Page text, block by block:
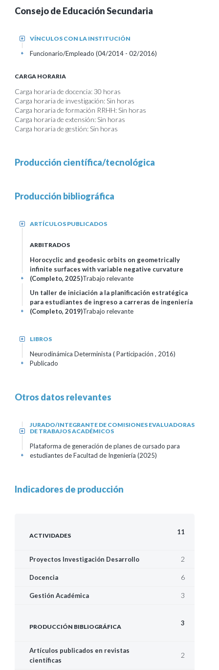
Consejo de Educación Secundaria
VÍNCULOS CON LA INSTITUCIÓN
+
Funcionario/Empleado (04/2014 - 02/2016)
+
CARGA HORARIA
Carga horaria de docencia: 30 horas
Carga horaria de investigación: Sin horas
Carga horaria de formación RRHH: Sin horas
Carga horaria de extensión: Sin horas
Carga horaria de gestión: Sin horas
Producción científica/tecnológica
Producción bibliográfica
ARTÍCULOS PUBLICADOS
+
ARBITRADOS
Horocyclic and geodesic orbits on geometrically
infinite surfaces with variable negative curvature
(Completo, 2025)Trabajo relevante
+
Un taller de iniciación a la planificación estratégica
para estudiantes de ingreso a carreras de ingeniería
(Completo, 2019)Trabajo relevante
+
LIBROS
+
Neurodinámica Determinista ( Participación , 2016)
Publicado
+
Otros datos relevantes
JURADO/INTEGRANTE DE COMISIONES EVALUADORAS
DE TRABAJOS ACADÉMICOS
+
Plataforma de generación de planes de cursado para
estudiantes de Facultad de Ingeniería (2025)
+
Indicadores de producción
ACTIVIDADES 11
Proyectos Investigación Desarrollo 2
Docencia 6
Gestión Académica 3
PRODUCCIÓN BIBLIOGRÁFICA 3
Artículos publicados en revistas
científicas
2